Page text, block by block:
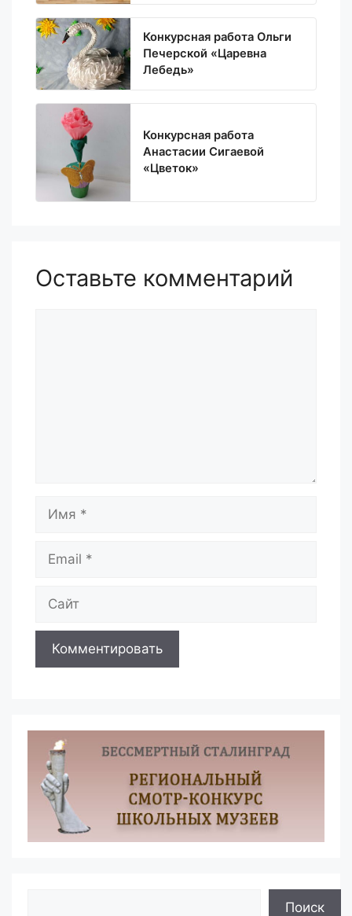
Конкурсная работа Ольги
Печерской «Царевна
Лебедь»
Конкурсная работа
Анастасии Сигаевой
«Цветок»
Оставьте комментарий
Поиск